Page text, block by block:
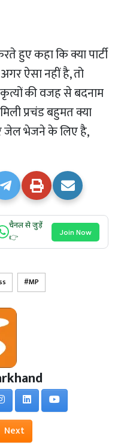
हुए कहा कि क्या पार्टी
ऐसा नहीं है, तो
की वजह से बदनाम
प्रचंड बहुमत क्या
जेल भेजने के लिए है,
चैनल से जुड़ें
👉
Join Now
MP
Next